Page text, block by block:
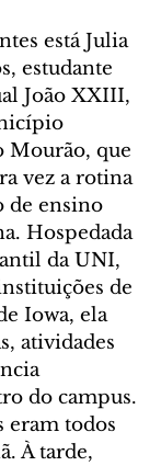
está Julia
estudante
João XXIII,
Mourão, que
vez a rotina
de ensino
Hospedada
da UNI,
de
Iowa, ela
atividades
do campus.
eram todos
À tarde,